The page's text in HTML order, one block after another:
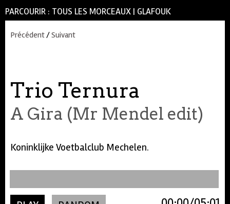
PARCOURIR : TOUS LES MORCEAUX | GLAFOUK
Précédent/Suivant
Trio Ternura
A Gira (Mr Mendel edit)
Koninklijke Voetbalclub Mechelen.